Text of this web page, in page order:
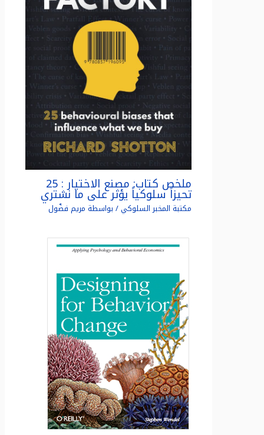
ملخص كتاب: مصنع الاختيار : 25
تحيزاً سلوكياً يؤثر على ما نشتري
مكتبة المخبر السلوكي/ بواسطة مريم فضّول